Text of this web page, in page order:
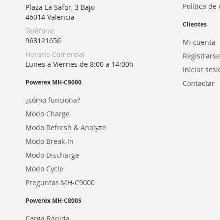
Plaza La Safor, 3 Bajo
46014 Valencia
Teléfono:
963121656
Horario Comercial
Lunes a Viernes de 8:00 a 14:00h
Powerex MH-C9000
¿cómo funciona?
Modo Charge
Modo Refresh & Analyze
Modo Break-In
Modo Discharge
Modo Cycle
Preguntas MH-C9000
Powerex MH-C800S
Política de
Clientes
Mi cuenta
Registrarse
Iniciar
Contactar